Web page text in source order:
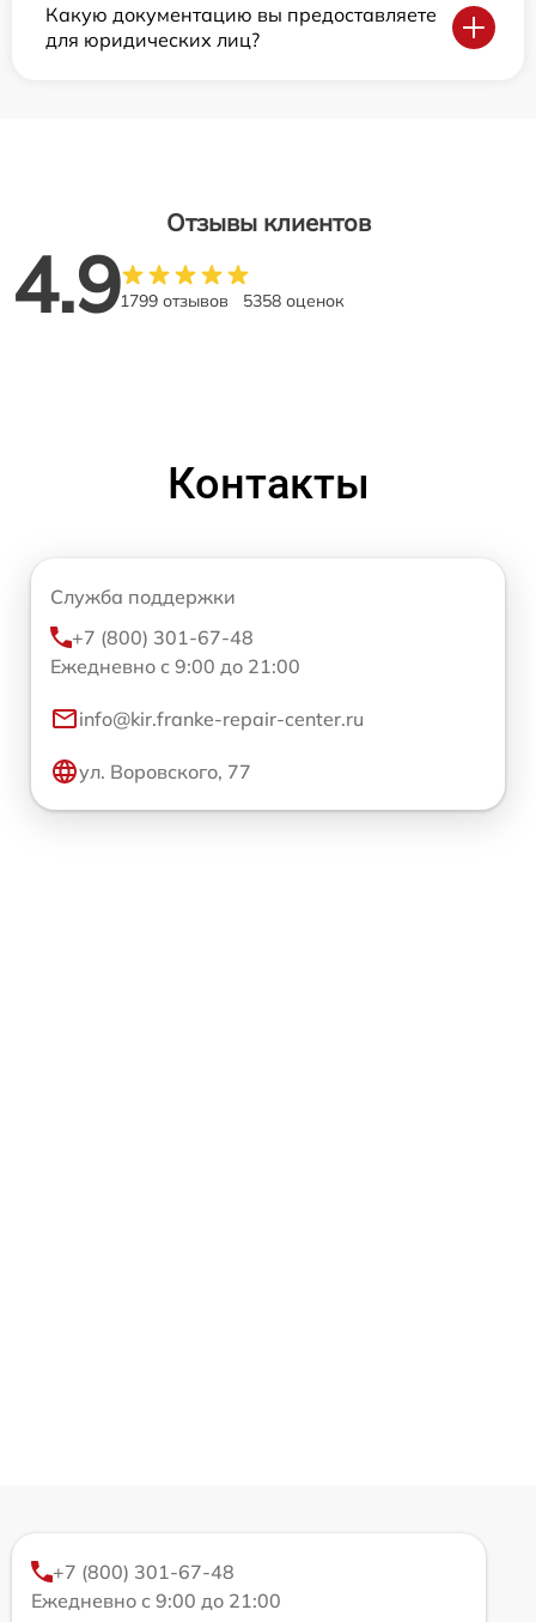
Какую документацию вы предоставляете
для юридических лиц?
Отзывы клиентов
4.91799 отзывов 5358 оценок
Контакты
Служба поддержки
+7 (800) 301-67-48
Ежедневно с 9:00 до 21:00
info@kir.franke-repair-center.ru
ул. Воровского, 77
+7 (800) 301-67-48
Ежедневно с 9:00 до 21:00